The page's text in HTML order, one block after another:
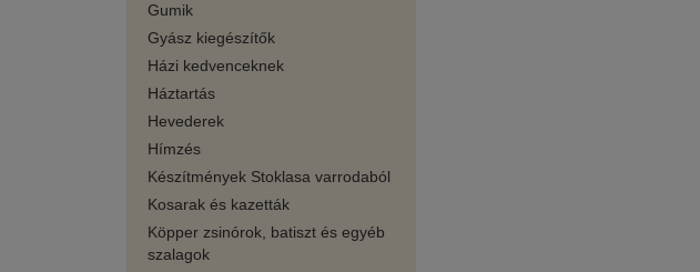
Gumik
Gyász kiegészítők
Házi kedvenceknek
Háztartás
Hevederek
Hímzés
Készítmények Stoklasa varrodaból
Kosarak és kazetták
Köpper zsinórok, batiszt és egyéb
szalagok